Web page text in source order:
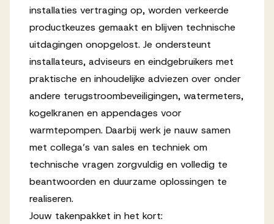
installaties vertraging op, worden verkeerde
productkeuzes gemaakt en blijven technische
uitdagingen onopgelost. Je ondersteunt
installateurs, adviseurs en eindgebruikers met
praktische en inhoudelijke adviezen over onder
andere terugstroombeveiligingen, watermeters,
kogelkranen en appendages voor
warmtepompen. Daarbij werk je nauw samen
met collega’s van sales en techniek om
technische vragen zorgvuldig en volledig te
beantwoorden en duurzame oplossingen te
realiseren.
Jouw takenpakket in het kort: